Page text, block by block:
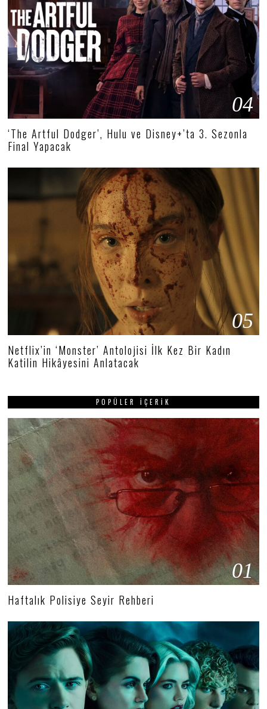
04
‘The Artful Dodger’, Hulu ve Disney+’ta 3. Sezonla
Final Yapacak
05
Netflix’in ‘Monster’ Antolojisi İlk Kez Bir Kadın
Katilin Hikâyesini Anlatacak
POPÜLER İÇERIK
01
Haftalık Polisiye Seyir Rehberi